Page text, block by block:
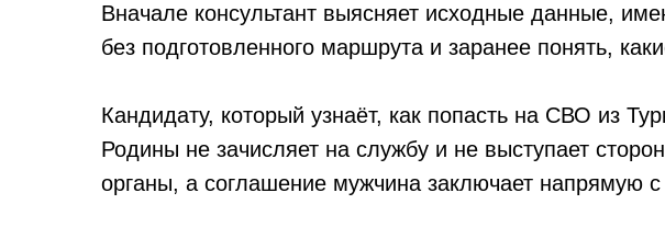
Вначале консультант выясняет исходные данные,
без подготовленного маршрута и заранее понять,
Кандидату, который узнаёт, как попасть на СВО из
Родины не зачисляет на службу и не выступает
органы, а соглашение мужчина заключает напрямую